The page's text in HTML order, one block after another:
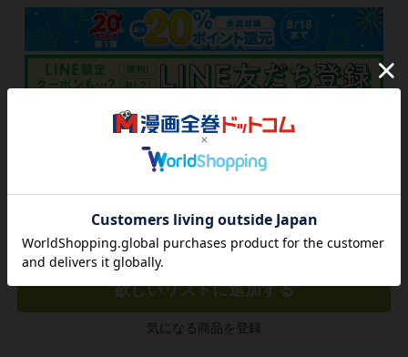
3,190 円 税込
カートに入れる
欲しいリストに追加する
気になる商品を登録